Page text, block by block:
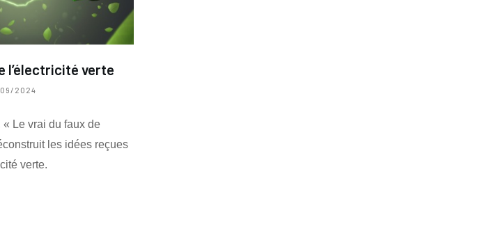
l’électricité verte
2024
« Le vrai du faux de
les idées reçues
verte.